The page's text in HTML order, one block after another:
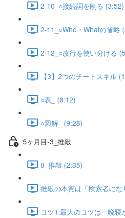
2-10_○接続詞を削る (3:52)
2-11_○Who・Whatの省略
2-12_○改行を使い分ける
【3】2つのチートスキル
○表_ (8:12)
○図解_ (9:28)
5ヶ月目-3_推敲
0_推敲 (2:35)
推敲の本質は「検索者に
コツ1.最大のコツは一晩寝